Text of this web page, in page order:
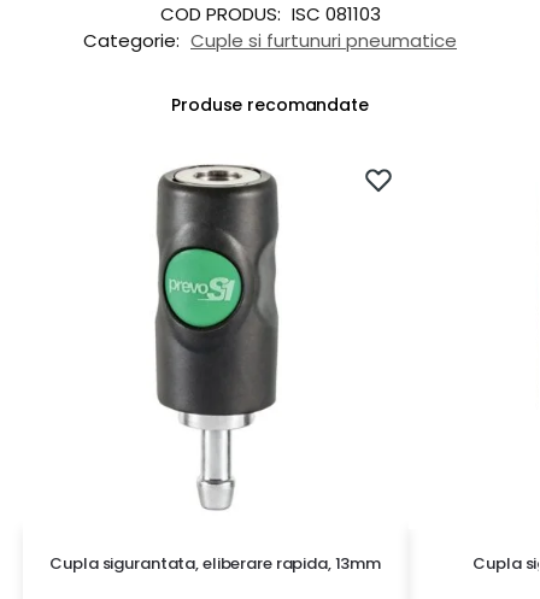
COD PRODUS: ISC 081103
Categorie: Cuple si furtunuri pneumatice
Produse recomandate
Cupla sigurantata, eliberare rapida, 13mm Cupla